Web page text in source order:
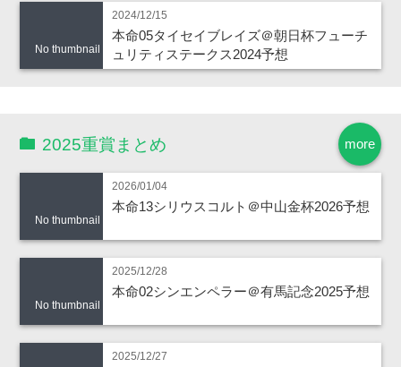
No thumbnail
2024/12/15
本命05タイセイブレイズ＠朝日杯フューチ
ュリティステークス2024予想
more
2025重賞まとめ
No thumbnail
2026/01/04
本命13シリウスコルト＠中山金杯2026予想
No thumbnail
2025/12/28
本命02シンエンペラー＠有馬記念2025予想
2025/12/27